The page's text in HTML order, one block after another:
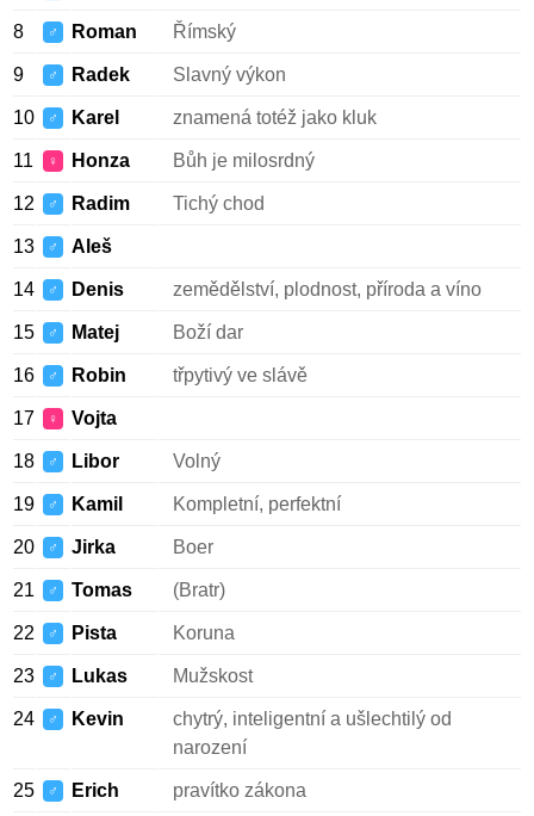
8 ♂ Roman Římský
9 ♂ Radek Slavný výkon
10 ♂ Karel znamená totéž jako kluk
11 ♀ Honza Bůh je milosrdný
12 ♂ Radim Tichý chod
13 ♂ Aleš
14 ♂ Denis zemědělství, plodnost, příroda a víno
15 ♂ Matej Boží dar
16 ♂ Robin třpytivý ve slávě
17 ♀ Vojta
18 ♂ Libor Volný
19 ♂ Kamil Kompletní, perfektní
20 ♂ Jirka Boer
21 ♂ Tomas (Bratr)
22 ♂ Pista Koruna
23 ♂ Lukas Mužskost
24 ♂ Kevin
chytrý, inteligentní a ušlechtilý od
narození
25 ♂ Erich pravítko zákona